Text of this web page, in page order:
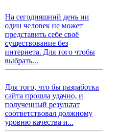
На сегодняшний день ни
один человек не может
представить себе своё
существование без
интернета. Для того чтобы
выбрать...
Для того, что бы разработка
сайта прошла удачно, и
полученный результат
соответствовал должному
уровню качества и...